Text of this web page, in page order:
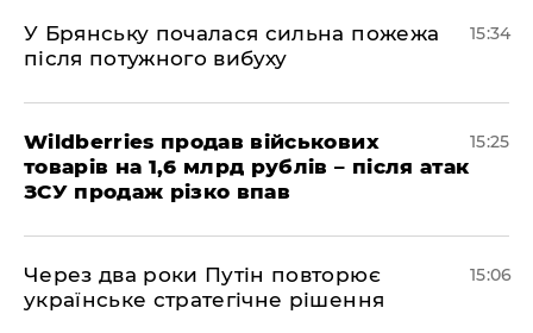
У Брянську почалася сильна пожежа
після потужного вибуху
15:34
Wildberries продав військових
товарів на 1,6 млрд рублів – після атак
ЗСУ продаж різко впав
15:25
Через два роки Путін повторює
українське стратегічне рішення
15:06